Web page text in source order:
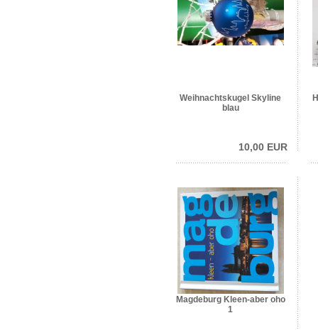
Weihnachtskugel Skyline
blau
10,00 EUR
Magdeburg Kleen-aber oho
1